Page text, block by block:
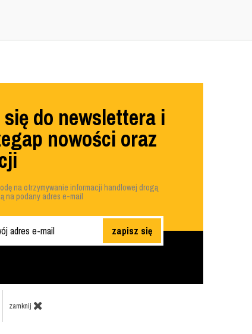
do newslettera i
nowości oraz
na otrzymywanie informacji handlowej drogą
na podany adres e-mail
zapisz się
zamknij